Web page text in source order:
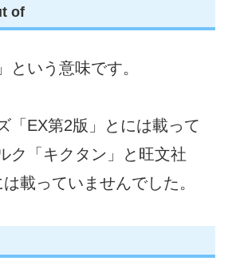
of
という意味です。
「EX第2版」とには載って
ク「キクタン」と旺文社
は載っていませんでした。